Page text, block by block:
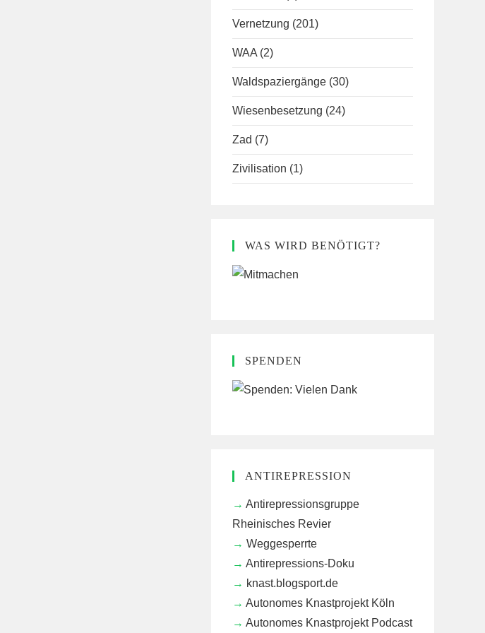
Vernetzung (201)
WAA (2)
Waldspaziergänge (30)
Wiesenbesetzung (24)
Zad (7)
Zivilisation (1)
WAS WIRD BENÖTIGT?
SPENDEN
ANTIREPRESSION
Antirepressionsgruppe
Rheinisches Revier
Weggesperrte
Antirepressions-Doku
knast.blogsport.de
Autonomes Knastprojekt Köln
Autonomes Knastprojekt Podcast